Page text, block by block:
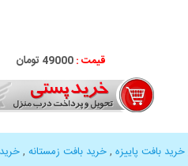
قیمت :49000 تومان
خرید بافت پاییزه ,خرید بافت زمستانه ,